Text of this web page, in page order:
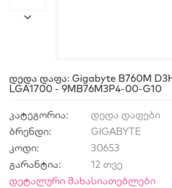
Დედა Დაფა: Gigabyte B760M
LGA1700 - 9MB76M3P4-00-G10
კატეგორია:
დედა დაფები
ბრენდი:
GIGABYTE
კოდი:
30653
გარანტია:
12 თვე
დეტალური მახასიათებლები